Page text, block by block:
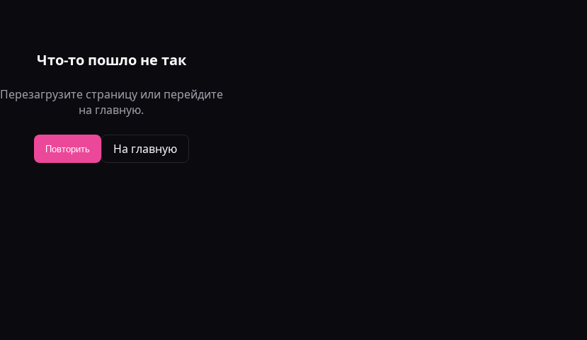
Что-то пошло не так
Перезагрузите страницу или перейдите
на главную.
Повторить На главную